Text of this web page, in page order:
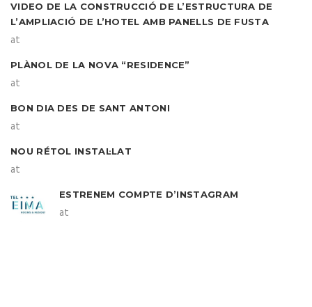
VIDEO DE LA CONSTRUCCIÓ DE L’ESTRUCTURA DE
L’AMPLIACIÓ DE L’HOTEL AMB PANELLS DE FUSTA
at
PLÀNOL DE LA NOVA “RESIDENCE”
at
BON DIA DES DE SANT ANTONI
at
NOU RÉTOL INSTAL·LAT
at
ESTRENEM COMPTE D’INSTAGRAM
at